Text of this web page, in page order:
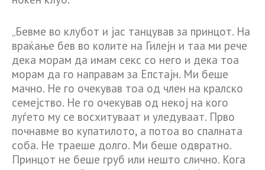
„Бевме во клубот и јас танцував за принцот. На
враќање бев во колите на Гилејн и таа ми рече
дека морам да имам секс со него и дека тоа
морам да го направам за Епстајн. Ми беше
мачно. Не го очекував тоа од член на кралско
семејство. Не го очекував од некој на кого
луѓето му се восхитуваат и уледуваат. Прво
почнавме во купатилото, а потоа во спалната
соба. Не траеше долго. Ми беше одвратно.
Принцот не беше груб или нешто слично. Кога